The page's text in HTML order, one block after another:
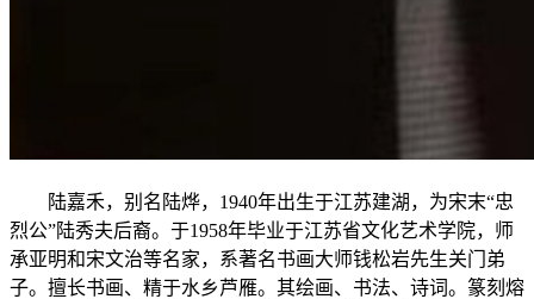
陆嘉禾，别名陆烨，1940年出生于江苏建湖，为宋末“忠
烈公”陆秀夫后裔。于1958年毕业于江苏省文化艺术学院，师
承亚明和宋文治等名家，系著名书画大师钱松岩先生关门弟
子。擅长书画、精于水乡芦雁。其绘画、书法、诗词。篆刻熔